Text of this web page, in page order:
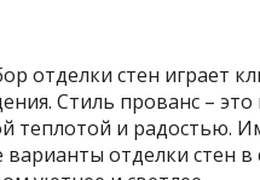
отделки стен играет
Стиль прованс – это
теплотой и радостью.
отделки стен